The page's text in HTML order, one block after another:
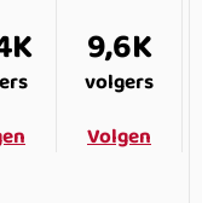
9,6K
volgers
Volgen